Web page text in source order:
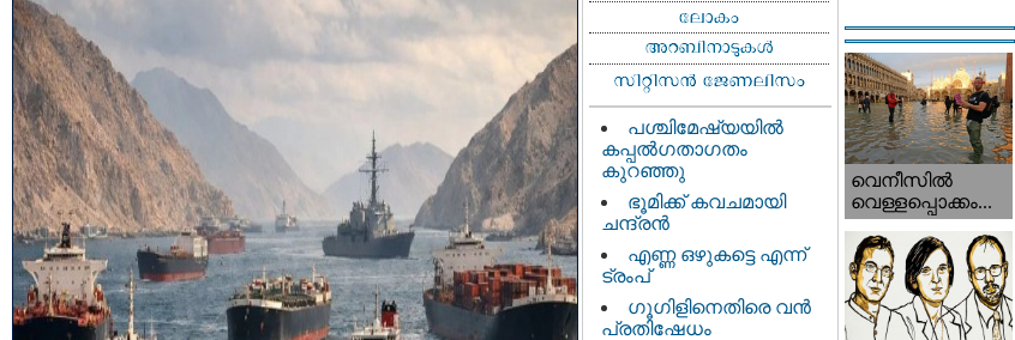
പശ്ചിമേഷ്യയിൽ
കപ്പൽഗതാഗതം
കുറഞ്ഞു
ഭൂമിക്ക് കവചമായി
ചന്ദ്രന്‍
എണ്ണ ഒഴുകട്ടെ എന്ന്
ട്രംപ്
ഗൂഗിളിനെതിരെ വൻ
പ്രതിഷേധം
വെനീസില്‍
വെള്ളപ്പൊക്കം...